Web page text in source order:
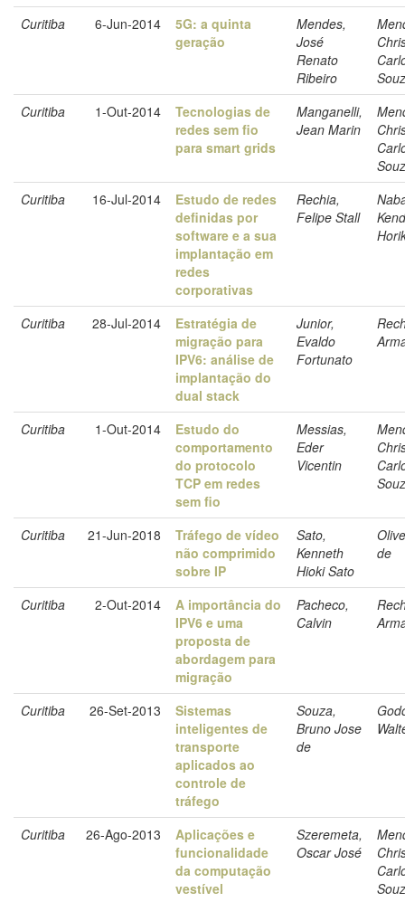
Curitiba 6-Jun-2014
5G: a quinta
geração
Mendes,
José
Renato
Ribeiro
Curitiba
1-Out-2014
Tecnologias de
redes sem fio
para smart grids
Manganelli,
Jean Marin
Curitiba
16-Jul-2014
Estudo de redes
definidas por
software e a sua
implantação em
redes
corporativas
Rechia,
Felipe Stall
Curitiba 28-Jul-2014
Estratégia de
migração para
IPV6: análise de
implantação do
dual stack
Junior,
Evaldo
Fortunato
Curitiba 1-Out-2014
Estudo do
comportamento
do protocolo
TCP em redes
sem fio
Messias,
Eder
Vicentin
Curitiba 21-Jun-2018
Tráfego de vídeo
não comprimido
sobre IP
Sato,
Kenneth
Hioki Sato
de
Curitiba 2-Out-2014
A importância do
IPV6 e uma
proposta de
abordagem para
migração
Pacheco,
Calvin
Curitiba 26-Set-2013
Sistemas
inteligentes de
transporte
aplicados ao
controle de
tráfego
Souza,
Bruno Jose
de
Curitiba 26-Ago-2013
Aplicações e
funcionalidade
da computação
vestível
Szeremeta,
Oscar José